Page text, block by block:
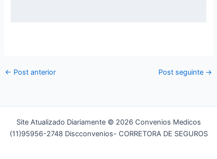
← Post anterior Post seguinte →
Site Atualizado Diariamente © 2026 Convenios Medicos
(11)95956-2748 Discconvenios- CORRETORA DE SEGUROS